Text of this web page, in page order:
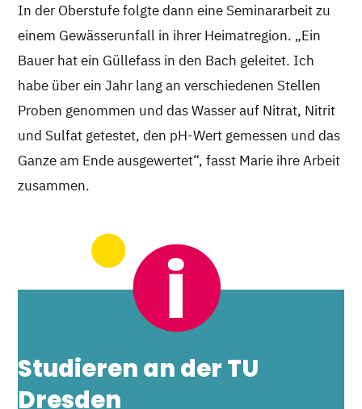
In der Oberstufe folgte dann eine Seminararbeit zu
einem Gewässerunfall in ihrer Heimatregion. „Ein
Bauer hat ein Güllefass in den Bach geleitet. Ich
habe über ein Jahr lang an verschiedenen Stellen
Proben genommen und das Wasser auf Nitrat, Nitrit
und Sulfat getestet, den pH-Wert gemessen und das
Ganze am Ende ausgewertet“, fasst Marie ihre Arbeit
zusammen.
Studieren an der TU
Dresden